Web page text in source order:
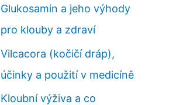
Glukosamin a jeho výhody
pro klouby a zdraví
Vilcacora (kočičí dráp),
účinky a použití v medicíně
Kloubní výživa a co